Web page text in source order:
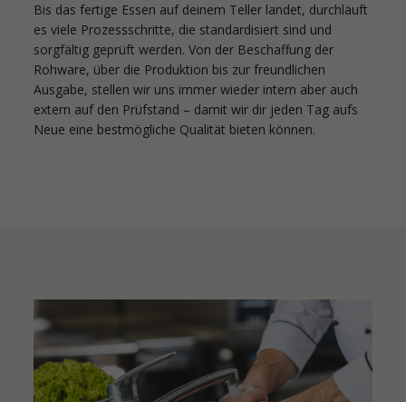
Bis das fertige Essen auf deinem Teller landet, durchläuft
es viele Prozessschritte, die standardisiert sind und
sorgfältig geprüft werden. Von der Beschaffung der
Rohware, über die Produktion bis zur freundlichen
Ausgabe, stellen wir uns immer wieder intern aber auch
extern auf den Prüfstand – damit wir dir jeden Tag aufs
Neue eine bestmögliche Qualität bieten können.